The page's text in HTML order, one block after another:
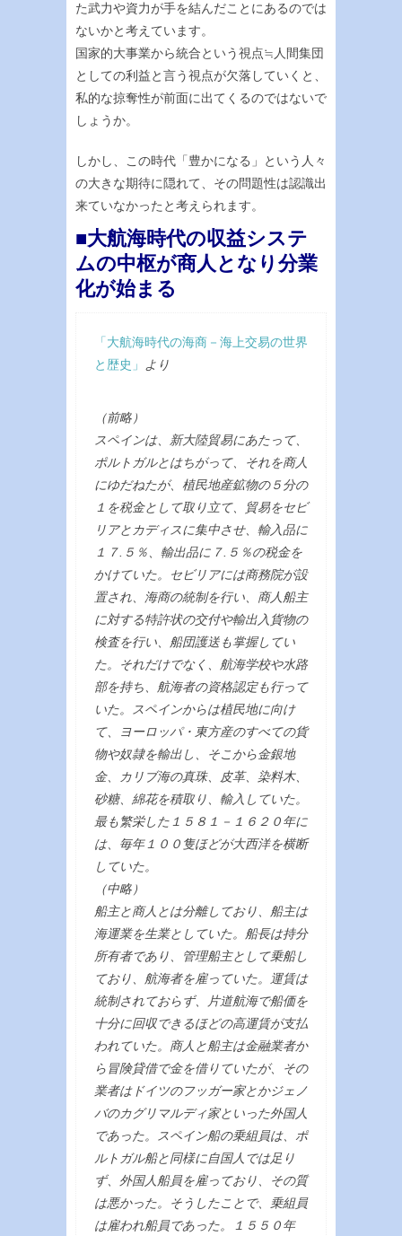
た武力や資力が手を結んだことにあるのでは
ないかと考えています。
国家的大事業から統合という視点≒人間集団
としての利益と言う視点が欠落していくと、
私的な掠奪性が前面に出てくるのではないで
しょうか。
しかし、この時代「豊かになる」という人々
の大きな期待に隠れて、その問題性は認識出
来ていなかったと考えられます。
■大航海時代の収益システ
ムの中枢が商人となり分業
化が始まる
「大航海時代の海商－海上交易の世界
と歴史」
より
（前略）
スペインは、新大陸貿易にあたって、
ポルトガルとはちがって、それを商人
にゆだねたが、植民地産鉱物の５分の
１を税金として取り立て、貿易をセビ
リアとカディスに集中させ、輸入品に
１７.５％、輸出品に７.５％の税金を
かけていた。セビリアには商務院が設
置され、海商の統制を行い、商人船主
に対する特許状の交付や輸出入貨物の
検査を行い、船団護送も掌握してい
た。それだけでなく、航海学校や水路
部を持ち、航海者の資格認定も行って
いた。スペインからは植民地に向け
て、ヨーロッパ・東方産のすべての貨
物や奴隷を輸出し、そこから金銀地
金、カリブ海の真珠、皮革、染料木、
砂糖、綿花を積取り、輸入していた。
最も繁栄した１５８１－１６２０年に
は、毎年１００隻ほどが大西洋を横断
していた。
（中略）
船主と商人とは分離しており、船主は
海運業を生業としていた。船長は持分
所有者であり、管理船主として乗船し
ており、航海者を雇っていた。運賃は
統制されておらず、片道航海で船価を
十分に回収できるほどの高運賃が支払
われていた。商人と船主は金融業者か
ら冒険貸借で金を借りていたが、その
業者はドイツのフッガー家とかジェノ
バのカグリマルディ家といった外国人
であった。スペイン船の乗組員は、ポ
ルトガル船と同様に自国人では足り
ず、外国人船員を雇っており、その質
は悪かった。そうしたことで、乗組員
は雇われ船員であった。１５５０年